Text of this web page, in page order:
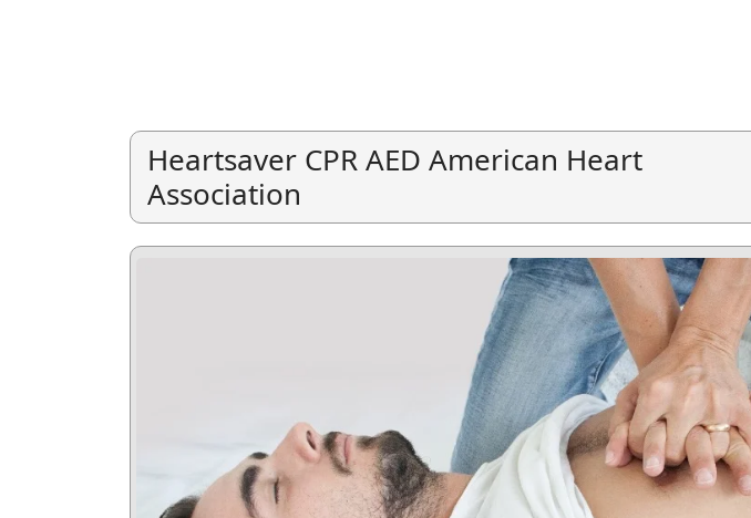
Heartsaver CPR AED American Heart
Association